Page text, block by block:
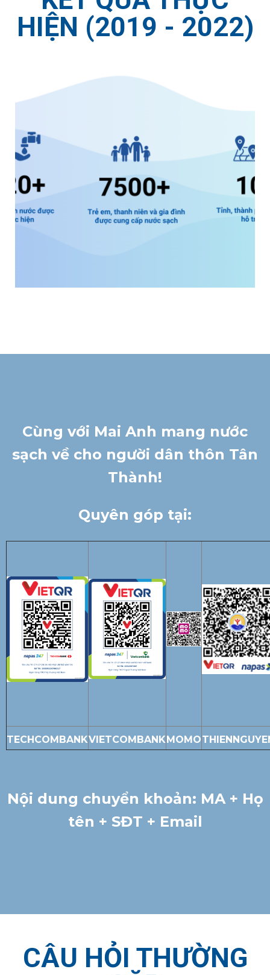
HIỆN (2019 - 2022)
Cùng với Mai Anh mang nước
sạch về cho người dân thôn Tân
Thành!
Quyên góp tại:
TECHCOMBANKVIETCOMBANK MOMO
Nội dung chuyển khoản: MA + Họ
tên + SĐT + Email
CÂU HỎI THƯỜNG